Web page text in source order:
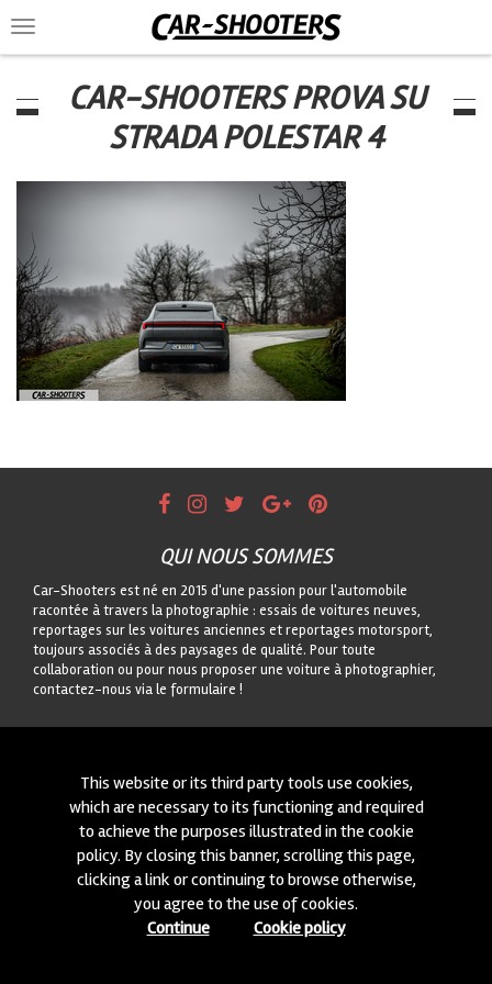
Toggle
navigation
CAR-SHOOTERS PROVA SU
STRADA POLESTAR 4
QUI NOUS SOMMES
Car-Shooters est né en 2015 d'une passion pour l'automobile
racontée à travers la photographie : essais de voitures neuves,
reportages sur les voitures anciennes et reportages motorsport,
toujours associés à des paysages de qualité. Pour toute
collaboration ou pour nous proposer une voiture à photographier,
contactez-nous via le formulaire !
CONTACTEZ-NOUS
nouvelles voitures à photographier! Ecrivez-nous à travers notre
moduleiçi!
© 2015-2026 CAR-SHOOTERS. ALL RIGHTS RESERVED.
This website or its third party tools use cookies,
which are necessary to its functioning and required
to achieve the purposes illustrated in the cookie
policy. By closing this banner, scrolling this page,
clicking a link or continuing to browse otherwise,
you agree to the use of cookies.
Continue
Cookie policy